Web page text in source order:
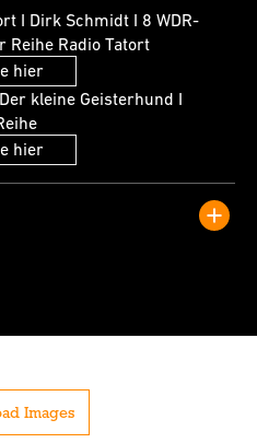
I Dirk Schmidt I 8 WDR-
Reihe Radio Tatort
hier
kleine Geisterhund I
hier
Images